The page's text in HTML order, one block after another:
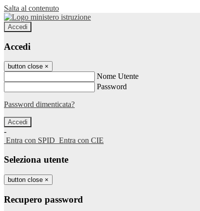
Salta al contenuto
Accedi
Accedi
button close ×
Nome Utente
Password
Password dimenticata?
-
Entra con SPID Entra con CIE
Seleziona utente
button close ×
Recupero password